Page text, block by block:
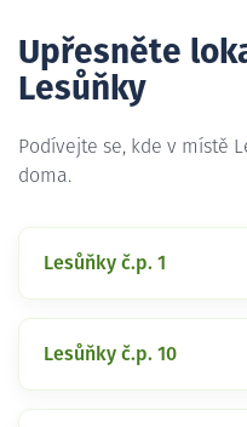
Upřesněte
Lesůňky
Podívejte se, kde v místě
doma.
Lesůňky č.p. 1
Lesůňky č.p. 10